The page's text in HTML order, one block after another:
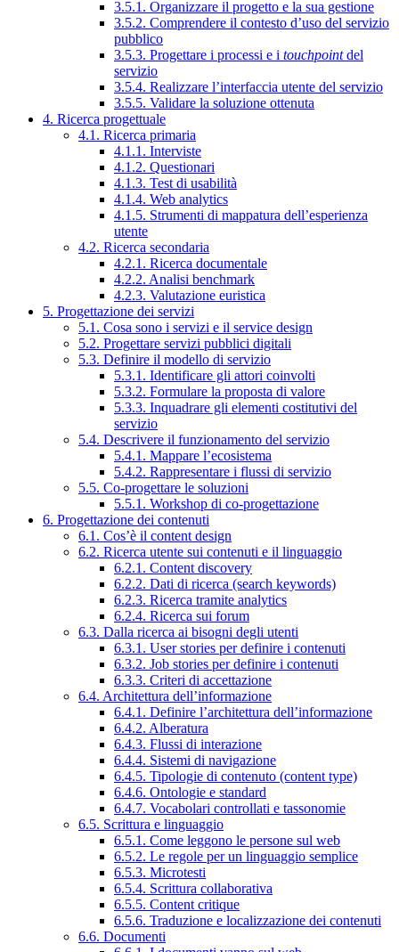
3.5.1. Organizzare il progetto e la sua gestione
3.5.2. Comprendere il contesto d’uso del servizio
pubblico
3.5.3. Progettare i processi e i touchpointdel
servizio
3.5.4. Realizzare l’interfaccia utente del servizio
3.5.5. Validare la soluzione ottenuta
4. Ricerca progettuale
4.1. Ricerca primaria
4.1.1. Interviste
4.1.2. Questionari
4.1.3. Test di usabilità
4.1.4. Web analytics
4.1.5. Strumenti di mappatura dell’esperienza
utente
4.2. Ricerca secondaria
4.2.1. Ricerca documentale
4.2.2. Analisi benchmark
4.2.3. Valutazione euristica
5. Progettazione dei servizi
5.1. Cosa sono i servizi e il service design
5.2. Progettare servizi pubblici digitali
5.3. Definire il modello di servizio
5.3.1. Identificare gli attori coinvolti
5.3.2. Formulare la proposta di valore
5.3.3. Inquadrare gli elementi costitutivi del
servizio
5.4. Descrivere il funzionamento del servizio
5.4.1. Mappare l’ecosistema
5.4.2. Rappresentare i flussi di servizio
5.5. Co-progettare le soluzioni
5.5.1. Workshop di co-progettazione
6. Progettazione dei contenuti
6.1. Cos’è il content design
6.2. Ricerca utente sui contenuti e il linguaggio
6.2.1. Content discovery
6.2.2. Dati di ricerca (search keywords)
6.2.3. Ricerca tramite analytics
6.2.4. Ricerca sui forum
6.3. Dalla ricerca ai bisogni degli utenti
6.3.1. User stories per definire i contenuti
6.3.2. Job stories per definire i contenuti
6.3.3. Criteri di accettazione
6.4. Architettura dell’informazione
6.4.1. Definire l’architettura dell’informazione
6.4.2. Alberatura
6.4.3. Flussi di interazione
6.4.4. Sistemi di navigazione
6.4.5. Tipologie di contenuto (content type)
6.4.6. Ontologie e standard
6.4.7. Vocabolari controllati e tassonomie
6.5. Scrittura e linguaggio
6.5.1. Come leggono le persone sul web
6.5.2. Le regole per un linguaggio semplice
6.5.3. Microtesti
6.5.4. Scrittura collaborativa
6.5.5. Content critique
6.5.6. Traduzione e localizzazione dei contenuti
6.6. Documenti